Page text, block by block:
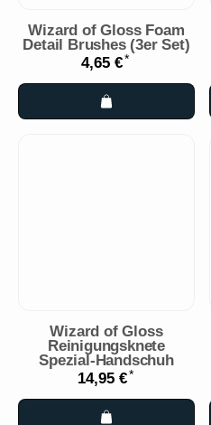
Wizard of Gloss Foam
Detail Brushes (3er Set)
4,65 €*
Wizard of Gloss
Reinigungsknete
Spezial-Handschuh
14,95 €*